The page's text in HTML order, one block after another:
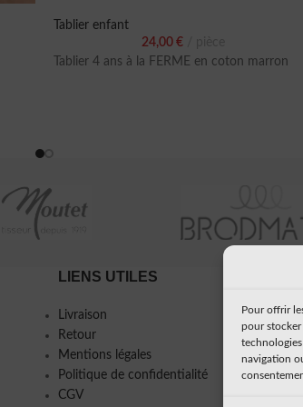
Pour offrir
pour stocker
navigation
Tablier enfant
24,00 €
Tablier 4 ans à la FERME en coton marron
LIENS UTILES
Livraison
Retour
Mentions légales
Politique de confidentialité
CGV
Mon
Presse